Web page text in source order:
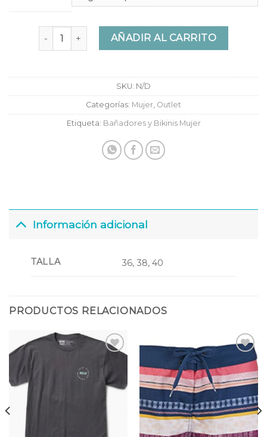
Bikini Protest Praire cantidadAÑADIR AL CARRITO
SKU: N/D
Categorías: Mujer, Outlet
Etiqueta: Bañadores y Bikinis Mujer
Información adicional
TALLA 36, 38, 40
PRODUCTOS RELACIONADOS
Añadir
a la
lista
de
Añadir
a la
lista
de
deseos